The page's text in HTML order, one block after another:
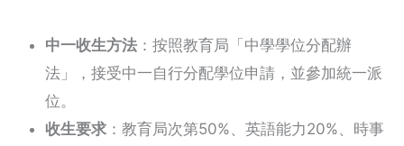
中一收生方法 ：按照教育局「中學學位分配辦
法」，接受中一自行分配學位申請，並參加統一派
位。
收生要求 ：教育局次第50%、英語能力20%、時事